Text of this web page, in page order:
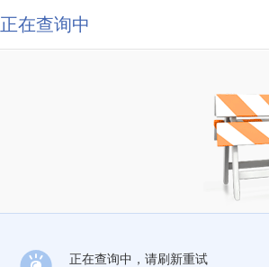
正在查询中
正在查询中，请刷新重试